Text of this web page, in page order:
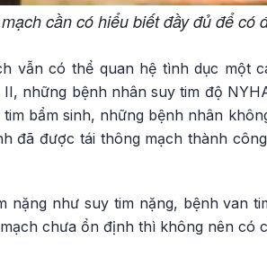
cần có hiểu biết đầy đủ để có
vẫn có thể quan hệ tình dục một
những bệnh nhân suy tim độ
bẩm sinh, những bệnh nhân
đã được tái thông mạch thành
nặng như suy tim nặng, bệnh van
chưa ổn định thì không nên có